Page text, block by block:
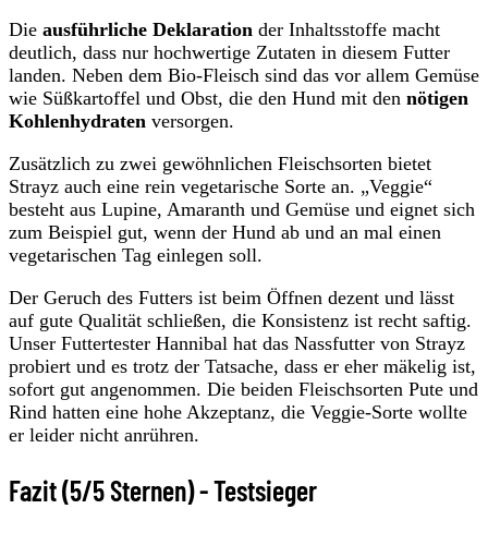
Die ausführliche Deklaration der Inhaltsstoffe macht
deutlich, dass nur hochwertige Zutaten in diesem Futter
landen. Neben dem Bio-Fleisch sind das vor allem Gemüse
wie Süßkartoffel und Obst, die den Hund mit den nötigen
Kohlenhydraten versorgen.
Zusätzlich zu zwei gewöhnlichen Fleischsorten bietet
Strayz auch eine rein vegetarische Sorte an. „Veggie“
besteht aus Lupine, Amaranth und Gemüse und eignet sich
zum Beispiel gut, wenn der Hund ab und an mal einen
vegetarischen Tag einlegen soll.
Der Geruch des Futters ist beim Öffnen dezent und lässt
auf gute Qualität schließen, die Konsistenz ist recht saftig.
Unser Futtertester Hannibal hat das Nassfutter von Strayz
probiert und es trotz der Tatsache, dass er eher mäkelig ist,
sofort gut angenommen. Die beiden Fleischsorten Pute und
Rind hatten eine hohe Akzeptanz, die Veggie-Sorte wollte
er leider nicht anrühren.
Fazit (5/5 Sternen) - Testsieger